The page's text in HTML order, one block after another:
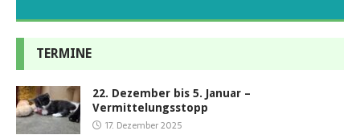
TERMINE
22. Dezember bis 5. Januar –
Vermittelungsstopp
17. Dezember 2025